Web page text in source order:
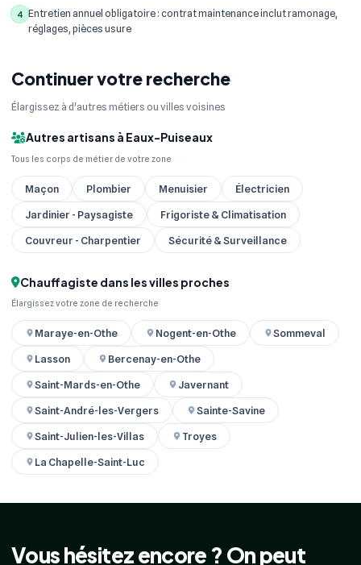
4 Entretien annuel obligatoire : contrat maintenance inclut ramonage,
réglages, pièces usure
Continuer votre recherche
Élargissez à d'autres métiers ou villes voisines
Autres artisans à Eaux-Puiseaux
Tous les corps de métier de votre zone
Maçon Plombier Menuisier
Électricien
Jardinier - Paysagiste
Frigoriste & Climatisation
Couvreur - Charpentier
Sécurité & Surveillance
Chauffagiste dans les villes proches
Élargissez votre zone de recherche
Maraye-en-Othe Nogent-en-Othe
Sommeval
Lasson
Bercenay-en-Othe
Saint-Mards-en-Othe
Javernant
Saint-André-les-Vergers
Sainte-Savine
Saint-Julien-les-Villas
Troyes
La Chapelle-Saint-Luc
Vous hésitez encore ? On peut